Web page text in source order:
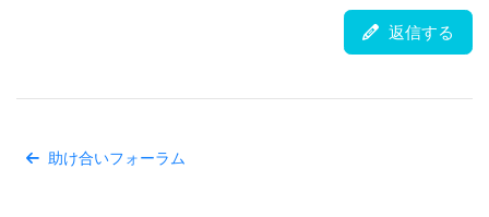
返信する
助け合いフォーラム